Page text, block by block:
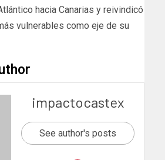
hacia Canarias y reivindicó
vulnerables como eje de su
impactocastex
See author's posts